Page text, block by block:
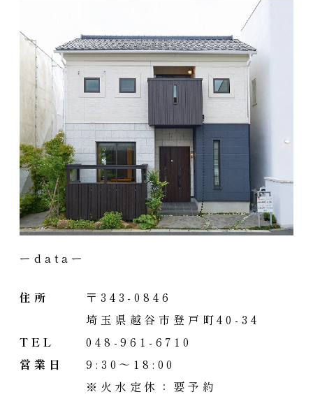
ーdataー
住所
〒343-0846
埼玉県越谷市登戸町40-34
TEL
048-961-6710
営業日
9:30～18:00
※火水定休：要予約